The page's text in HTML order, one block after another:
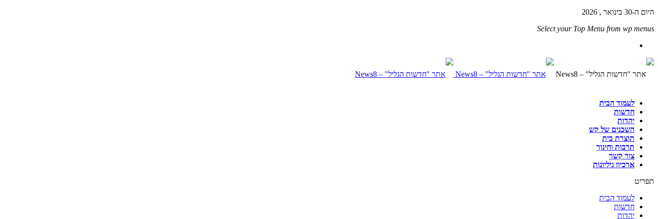
היום ה-30 בינואר , 2026
Select your Top Menu from wp menus
לעמוד הבית
חדשות
יהדות
השכנים של קש
תוצרת בית
תרבות וחינוך
צור קשר
ארכיון גיליונות
תפריט
לעמוד הבית
חדשות
יהדות